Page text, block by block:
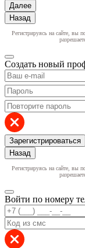
Далее
Назад
Регистрируясь на сайте, вы
Создать новый
Зарегистрироваться
Назад
Регистрируясь на сайте, вы
Войти по номеру